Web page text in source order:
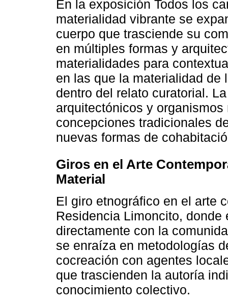
En la exposición Todos los
materialidad vibrante se
cuerpo que trasciende su
en múltiples formas y
materialidades para
en las que la materialidad de
dentro del relato curatorial.
arquitectónicos y
concepciones tradicionales
nuevas formas de
Giros en el Arte
Material
El giro etnográfico en el arte
Residencia Limoncito,
directamente con la
se enraíza en metodologías
cocreación con agentes
que trascienden la autoría
conocimiento colectivo.